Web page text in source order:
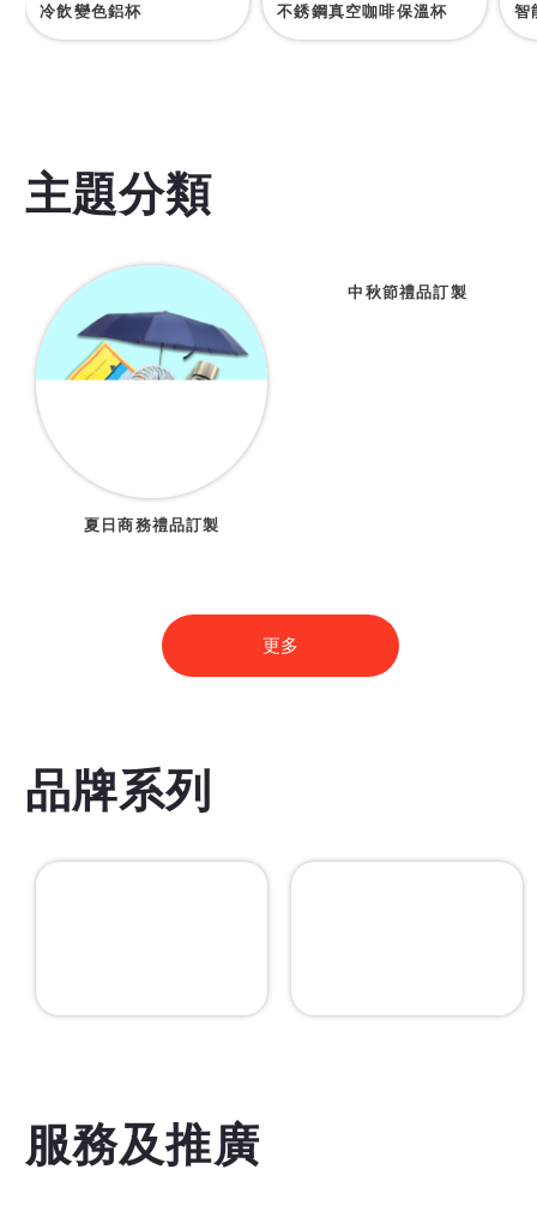
冷飲變色鋁杯 不銹鋼真空咖啡保溫杯 智
主題分類
夏日商務禮品訂製
更多
品牌系列
服務及推廣